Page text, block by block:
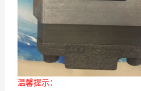
温馨提示：